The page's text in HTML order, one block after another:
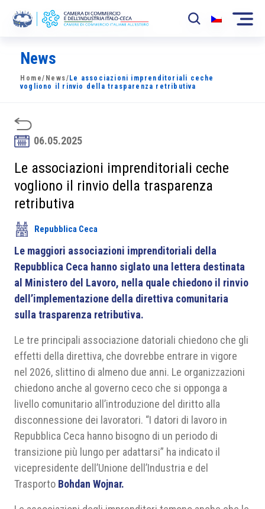
La Camera
News
Sviluppo Mercato
Soci
Partner
Area riservata
News
Home/ News/ Le associazioni imprenditoriali ceche
vogliono il rinvio della trasparenza retributiva
06.05.2025
Le associazioni imprenditoriali ceche
vogliono il rinvio della trasparenza
retributiva
Repubblica Ceca
Le maggiori associazioni imprenditoriali della
Repubblica Ceca hanno siglato una lettera destinata
al Ministero del Lavoro, nella quale chiedono il rinvio
dell’implementazione della direttiva comunitaria
sulla trasparenza retributiva.
Le tre principali associazione datoriali chiedono che gli
effetti della direttiva, che dovrebbe entrare in vigore
nel 2026, slittino di almeno due anni. Le organizzazioni
chiedono anche al governo ceco che si opponga a
livello comunitario all’introduzione del diritto alla
disconnessione dei lavoratori. “I datori di lavoro in
Repubblica Ceca hanno bisogno di un periodo di
transizione più lungo per adattarsi” ha indicato il
vicepresidente dell’Unione dell’Industria e del
Trasporto Bohdan Wojnar.